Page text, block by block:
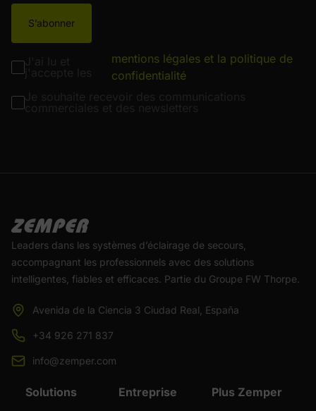
S’abonner
mentions légales et la politique de
confidentialité
Leaders dans les systèmes d’éclairage de secours,
accompagnant les professionnels avec des solutions
intelligentes, fiables et efficaces. Partie du Groupe FW Thorpe.
Avenida de la Ciencia 3 Ciudad Real, España
+34 926 271 837
info@zemper.com
Solutions Entreprise Plus Zemper